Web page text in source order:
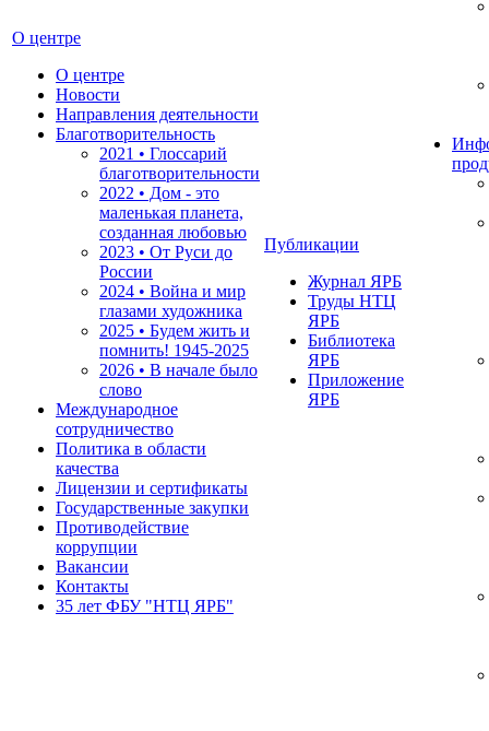
О центре
О центре
Новости
Направления деятельности
Благотворительность
2021 • Глоссарий
благотворительности
2022 • Дом - это
маленькая планета,
созданная любовью
2023 • От Руси до
России
2024 • Война и мир
глазами художника
2025 • Будем жить и
помнить! 1945-2025
2026 • В начале было
слово
Международное
сотрудничество
Политика в области
качества
Лицензии и сертификаты
Государственные закупки
Противодействие
коррупции
Вакансии
Контакты
35 лет ФБУ "НТЦ ЯРБ"
Публикации
Журнал ЯРБ
Труды НТЦ
ЯРБ
Библиотека
ЯРБ
Приложение
ЯРБ